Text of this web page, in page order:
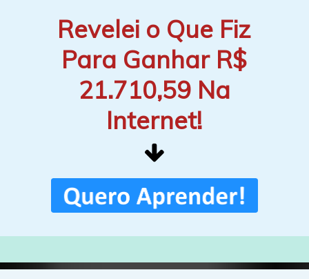
Revelei o Que Fiz
Para Ganhar R$
21.710,59 Na
Internet!